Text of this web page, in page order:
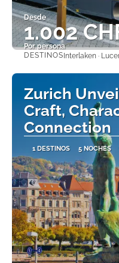
Desde
1.002
Por persona
DESTINOSInterlaken ·
Zurich
Craft,
Connection
1 DESTINOS 5 NOCHES